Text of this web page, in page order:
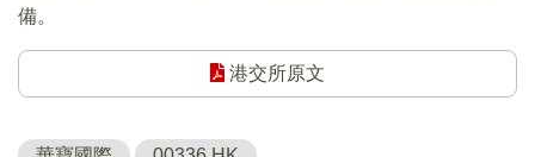
備。
港交所原文